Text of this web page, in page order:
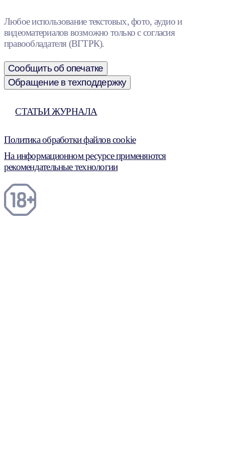
Любое использование текстовых, фото, аудио и
видеоматериалов возможно только с согласия
правообладателя (ВГТРК).
Сообщить об опечатке
Обращение в техподдержку
СТАТЬИ ЖУРНАЛА
Политика обработки файлов cookie
На информационном ресурсе применяются
рекомендательные технологии